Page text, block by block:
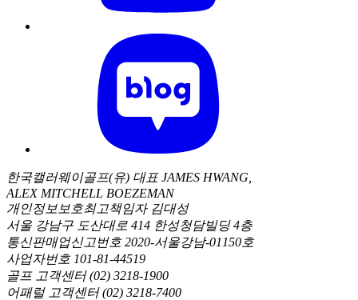
한국캘러웨이골프(유) 대표 JAMES HWANG,
ALEX MITCHELL BOEZEMAN
개인정보보호최고책임자 김대성
서울 강남구 도산대로 414 한성청담빌딩 4층
통신판매업신고번호 2020-서울강남-01150호
사업자번호 101-81-44519
골프 고객센터 (02) 3218-1900
어패럴 고객센터 (02) 3218-7400